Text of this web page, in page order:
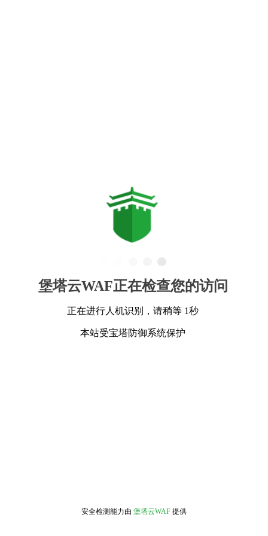
堡塔云WAF正在检查您的访问
正在进行人机识别，请稍等 1秒
本站受宝塔防御系统保护
安全检测能力由 堡塔云WAF 提供